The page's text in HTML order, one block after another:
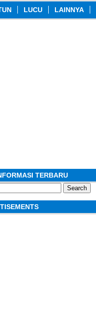
LUCU LAINNYA
TERBARU